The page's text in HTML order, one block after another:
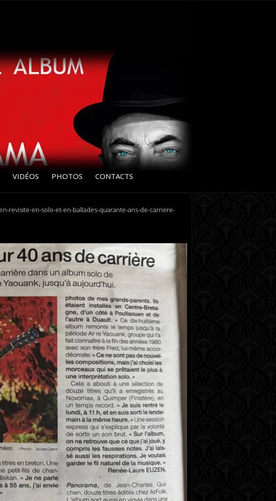
VIDÉOS PHOTOS
CONTACTS
revisite-en-solo-et-en-ballades-quarante-ans-de-carriere-